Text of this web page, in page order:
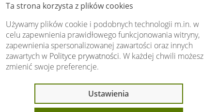
Ta strona korzysta z plików cookies
Używamy plików cookie i podobnych technologii m.in. w
celu zapewnienia prawidłowego funkcjonowania witryny,
zapewnienia spersonalizowanej zawartości oraz innych
zawartych w Polityce prywatności. W każdej chwili możesz
zmienić swoje preferencje.
Ustawienia
biuro@swiat-obrazow.pl
Copyright by swiat-obrazow.pl 2026,
Wszelkie prawa zastrzeżone
Stronę oceniło już13699osób.
Otrzymaliśmy4.89pkt. na 5możliwych.
Oceń nas również Ty: